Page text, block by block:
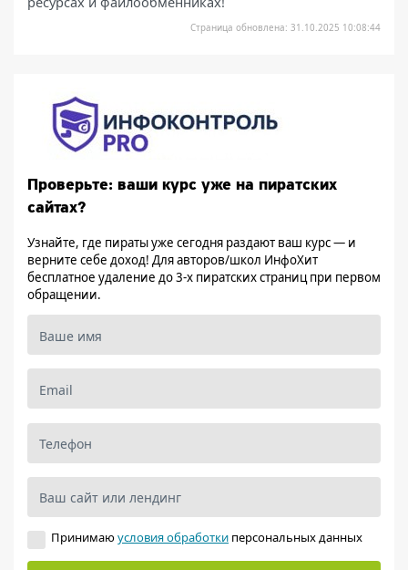
Страница обновлена: 31.10.2025 10:08:44
Проверьте: ваши курс уже на пиратских сайтах?
Проверьте: ваши курс уже на пиратских
сайтах?
Узнайте, где пираты уже сегодня раздают ваш курс — и
верните себе доход! Для авторов/школ ИнфоХит
бесплатное удаление до 3-х пиратских страниц при первом
обращении.
Ваше имя
Email
Телефон
Ваш сайт или лендинг
Принимаюусловия обработки персональных данных